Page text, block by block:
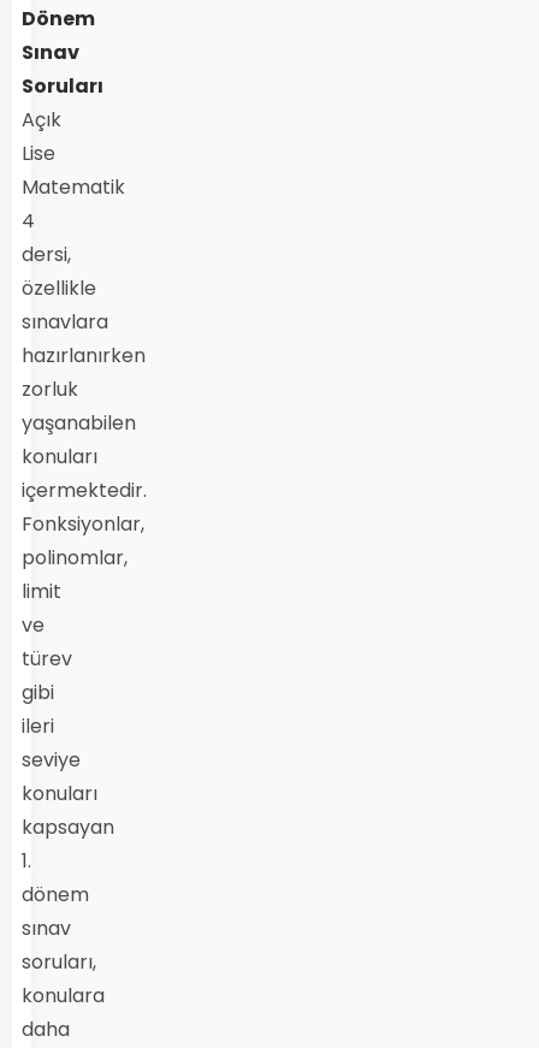
Dönem
Sınav
Soruları
Açık
Lise
Matematik
4
dersi,
özellikle
sınavlara
hazırlanırken
zorluk
yaşanabilen
konuları
içermektedir.
Fonksiyonlar,
polinomlar,
limit
ve
türev
gibi
ileri
seviye
konuları
kapsayan
1.
dönem
sınav
soruları,
konulara
daha